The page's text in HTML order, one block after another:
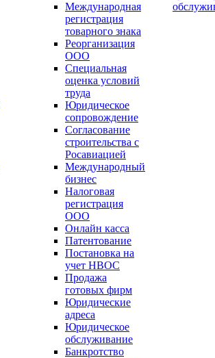
Международная
регистрация
товарного знака
Реорганизация
ООО
Специальная
оценка условий
труда
Юридическое
сопровождение
Согласование
строительства с
Росавиацией
Международный
бизнес
Налоговая
регистрация
ООО
Онлайн касса
Патентование
Постановка на
учет НВОС
Продажа
готовых фирм
Юридические
адреса
Юридическое
обслуживание
Банкротство